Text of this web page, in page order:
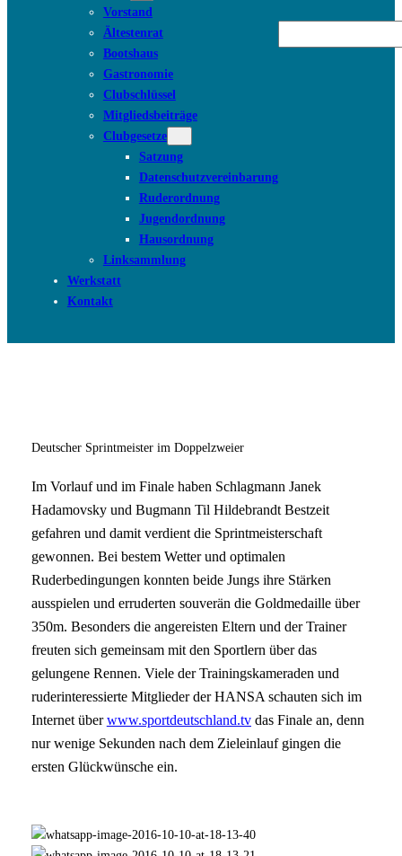
Vorstand
Ältestenrat
Bootshaus
Gastronomie
Clubschlüssel
Mitgliedsbeiträge
Clubgesetze
Satzung
Datenschutzvereinbarung
Ruderordnung
Jugendordnung
Hausordnung
Linksammlung
Werkstatt
Kontakt
Deutscher Sprintmeister im Doppelzweier
Im Vorlauf und im Finale haben Schlagmann Janek
Hadamovsky und Bugmann Til Hildebrandt Bestzeit
gefahren und damit verdient die Sprintmeisterschaft
gewonnen. Bei bestem Wetter und optimalen
Ruderbedingungen konnten beide Jungs ihre Stärken
ausspielen und erruderten souverän die Goldmedaille über
350m. Besonders die angereisten Eltern und der Trainer
freuten sich gemeinsam mit den Sportlern über das
gelungene Rennen. Viele der Trainingskameraden und
ruderinteressierte Mitglieder der HANSA schauten sich im
Internet überwww.sportdeutschland.tvdas Finale an, denn
nur wenige Sekunden nach dem Zieleinlauf gingen die
ersten Glückwünsche ein.